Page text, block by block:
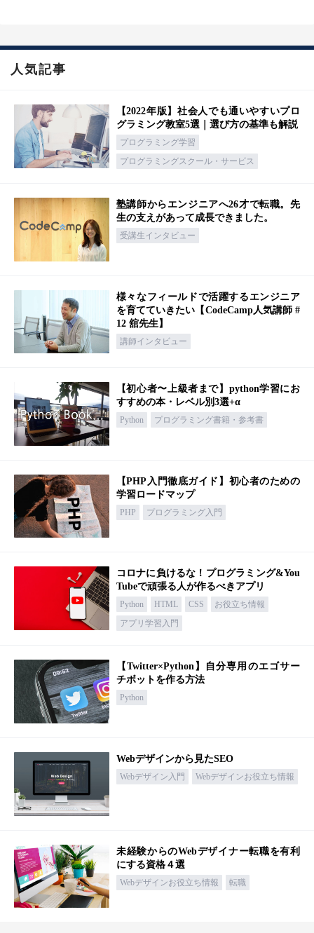
人気記事
【2022年版】社会人でも通いやすいプロ
グラミング教室5選｜選び方の基準も解説
プログラミング学習
プログラミングスクール・サービス
塾講師からエンジニアへ26才で転職。先
生の支えがあって成長できました。
受講生インタビュー
様々なフィールドで活躍するエンジニア
を育てていきたい【CodeCamp人気講師 #
12 舘先生】
講師インタビュー
【初心者〜上級者まで】python学習にお
すすめの本・レベル別3選+α
Python プログラミング書籍・参考書
【PHP入門徹底ガイド】初心者のための
学習ロードマップ
PHP プログラミング入門
コロナに負けるな！プログラミング&You
Tubeで頑張る人が作るべきアプリ
Python HTML CSS
お役立ち情報
アプリ学習入門
【Twitter×Python】自分専用のエゴサー
チボットを作る方法
Python
Webデザインから見たSEO
Webデザイン入門 Webデザインお役立ち情報
未経験からのWebデザイナー転職を有利
にする資格４選
Webデザインお役立ち情報 転職